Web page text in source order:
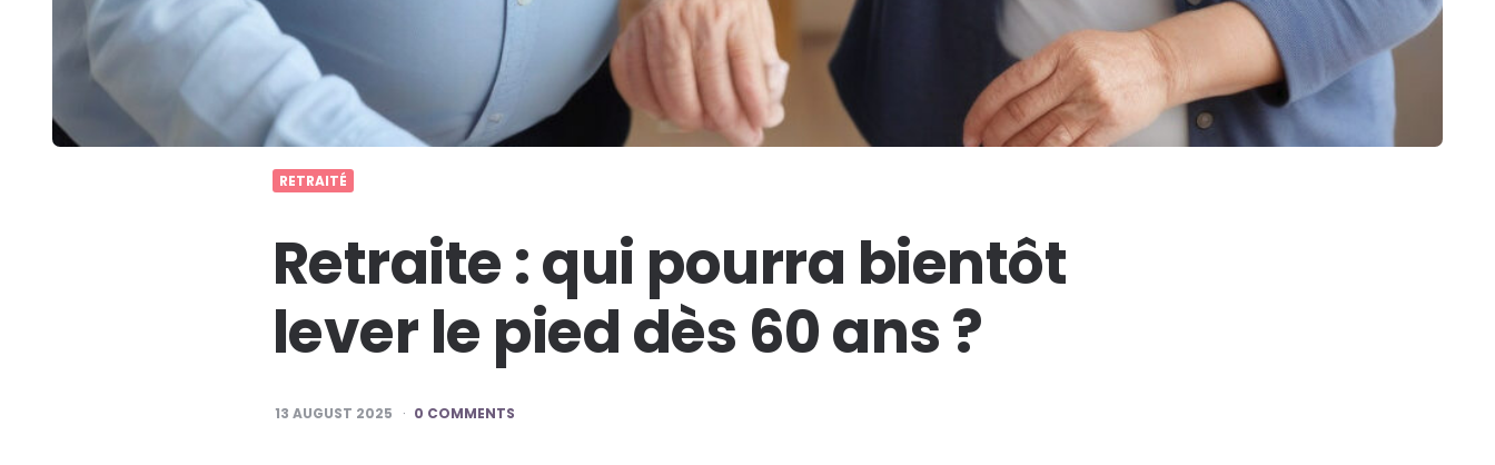
RETRAITÉ
Retraite : qui pourra bientôt
lever le pied dès 60 ans ?
13 AUGUST 2025 0 COMMENTS